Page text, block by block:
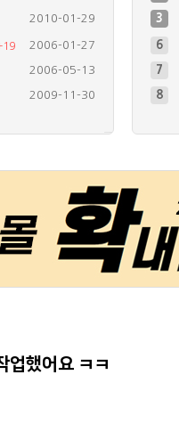
19 2006-01-27
2006-05-13
2009-11-30
2005-08-12
2007-02-05
2010-01-29
6
7
8
4
3
업했어요 ㅋㅋ